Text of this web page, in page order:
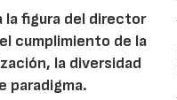
la figura del director
cumplimiento de la
la diversidad
paradigma.